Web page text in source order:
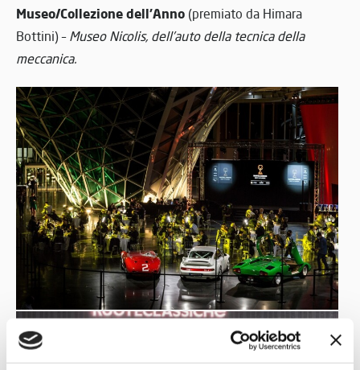
Museo/Collezione dell’Anno (premiato da Himara
Bottini) – Museo Nicolis, dell’auto della tecnica della
meccanica.